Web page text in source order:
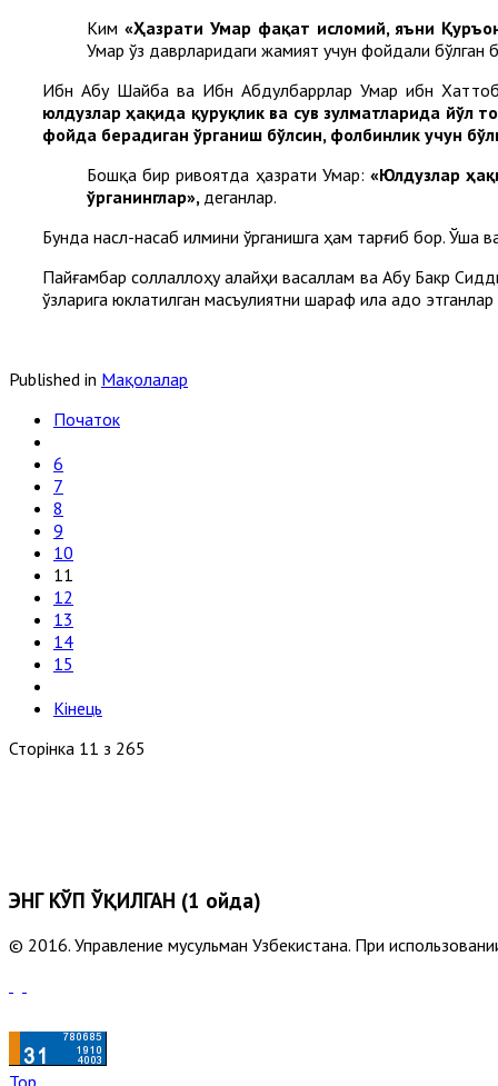
Ким «Ҳазрати Умар фақат исломий, яъни
Умар ўз даврларидаги жамият учун фойдали бўлган
Ибн Абу Шайба ва Ибн Абдулбаррлар Умар ибн Хаттоб
юлдузлар ҳақида қуруқлик ва сув зулматларида йўл
фойда берадиган ўрганиш бўлсин, фолбинлик учун
Бошқа бир ривоятда ҳазрати Умар: «Юлдузлар
ўрганинглар», деганлар.
Бунда насл-насаб илмини ўрганишга ҳам тарғиб бор.
Пайғамбар соллаллоҳу алайҳи васаллам ва Абу Бакр
ўзларига юклатилган масъулиятни шараф ила адо
Published in Мақолалар
Початок
6
7
8
9
10
11
12
13
14
15
Кінець
Сторінка 11 з 265
ЭНГ КЎП ЎҚИЛГАН (1 ойда)
© 2016. Управление мусульман Узбекистана. При